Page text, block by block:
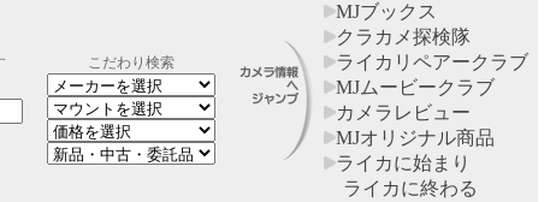
こだわり検索
MJブックス
クラカメ探検隊
ライカリペアークラブ
MJムービークラブ
カメラレビュー
MJオリジナル商品
ライカに始まり
ライカに終わる